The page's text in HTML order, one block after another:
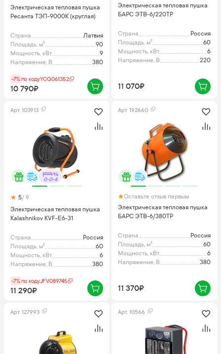
Электрическая тепловая пушка
Ресанта ТЭП-9000К (круглая)
Страна
Латвия
Площадь, м²
90
Мощность, кВт
9
Напряжение, В
380
-7%по кодуYCQ061352
10 790₽
Электрическая тепловая пушка
БАРС ЭТВ-6/220ТР
Страна
Россия
Площадь, м²
60
Мощность, кВт
6
Напряжение, В
220
11 070₽
Арт. 103913
0-0-4
5/ 9
Электрическая тепловая пушка
Kalashnikov KVF-E6-31
Страна
Россия
Площадь, м²
60
Мощность, кВт
6
Напряжение, В
380
-7%по кодуJFV089745
11 290₽
Арт. 192660
Оставьте отзыв первым
Электрическая тепловая пушка
БАРС ЭТВ-6/380ТР
Страна
Россия
Площадь, м²
60
Мощность, кВт
6
Напряжение, В
380
11 370₽
Арт. 127993 Арт. 10566